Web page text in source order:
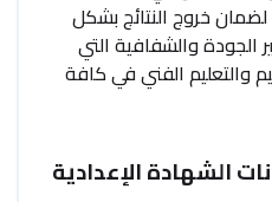
لضمان خروج النتائج بشكل
والشفافية التي
والتعليم الفني في كافة
الشهادة الإعدادية